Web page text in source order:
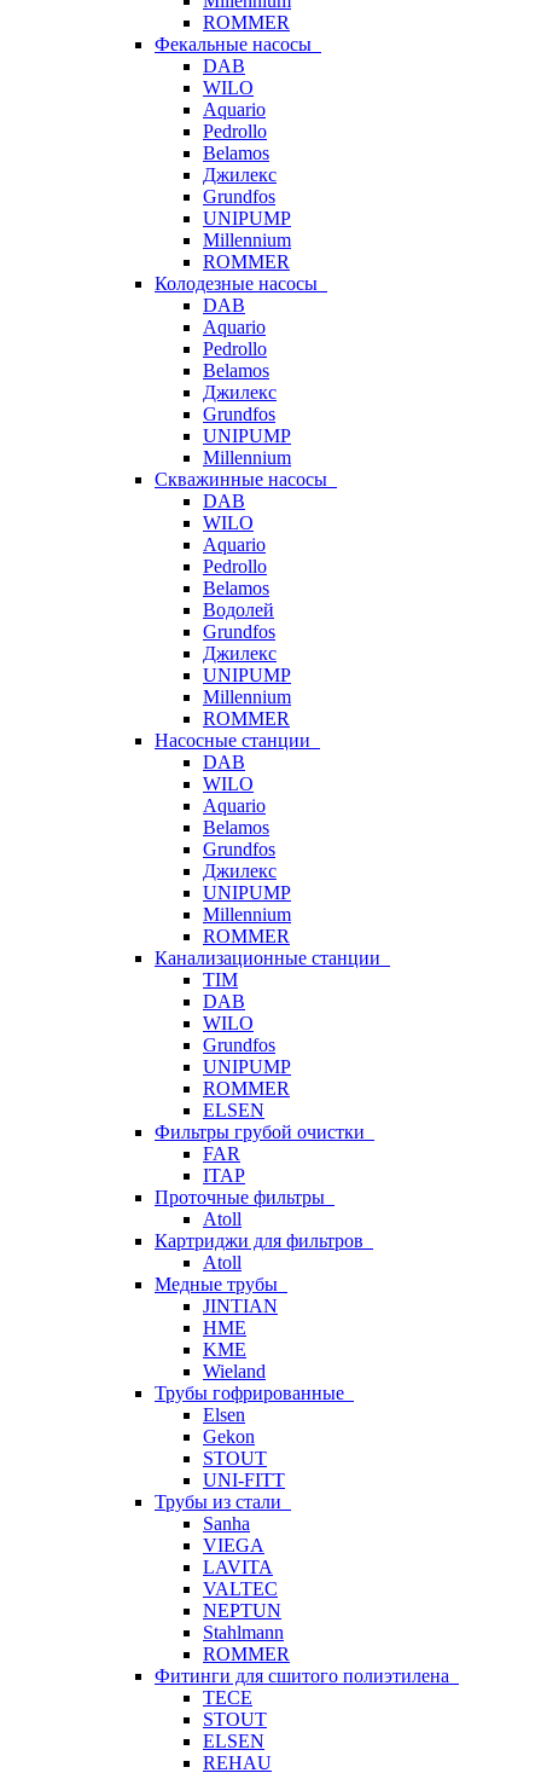
ROMMER
Фекальные насосы
DAB
WILO
Aquario
Pedrollo
Belamos
Джилекс
Grundfos
UNIPUMP
Millennium
ROMMER
Колодезные насосы
DAB
Aquario
Pedrollo
Belamos
Джилекс
Grundfos
UNIPUMP
Millennium
Скважинные насосы
DAB
WILO
Aquario
Pedrollo
Belamos
Водолей
Grundfos
Джилекс
UNIPUMP
Millennium
ROMMER
Насосные станции
DAB
WILO
Aquario
Belamos
Grundfos
Джилекс
UNIPUMP
Millennium
ROMMER
Канализационные станции
TIM
DAB
WILO
Grundfos
UNIPUMP
ROMMER
ELSEN
Фильтры грубой очистки
FAR
ITAP
Проточные фильтры
Atoll
Картриджи для фильтров
Atoll
Медные трубы
JINTIAN
HME
KME
Wieland
Трубы гофрированные
Elsen
Gekon
STOUT
UNI-FITT
Трубы из стали
Sanha
VIEGA
LAVITA
VALTEC
NEPTUN
Stahlmann
ROMMER
Фитинги для сшитого полиэтилена
TECE
STOUT
ELSEN
REHAU